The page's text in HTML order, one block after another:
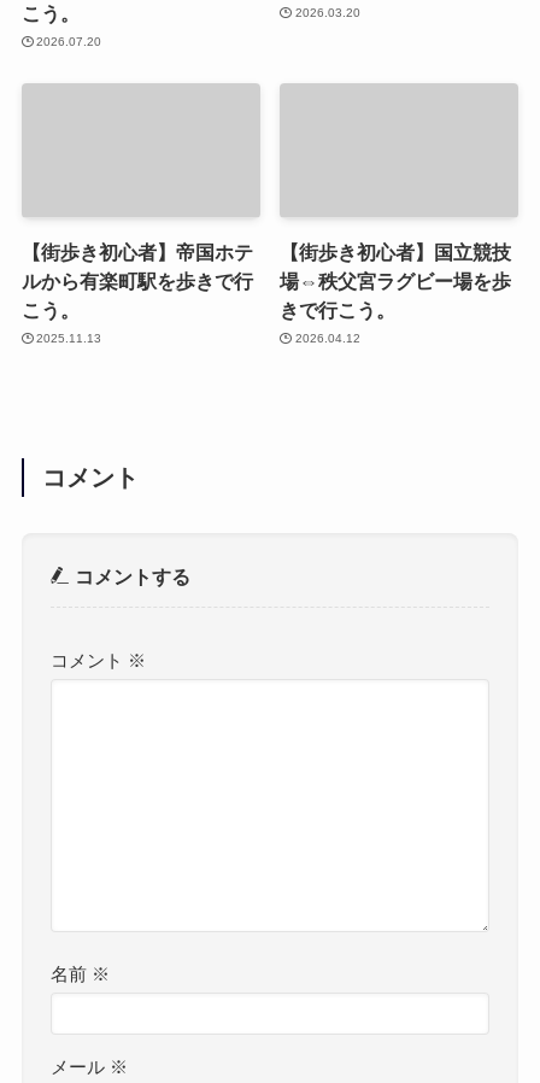
こう。
2026.07.20
2026.03.20
【街歩き初心者】帝国ホテ
ルから有楽町駅を歩きで行
こう。
2025.11.13
【街歩き初心者】国立競技
場⇔秩父宮ラグビー場を歩
きで行こう。
2026.04.12
コメント
コメントする
コメント ※
名前 ※
メール ※